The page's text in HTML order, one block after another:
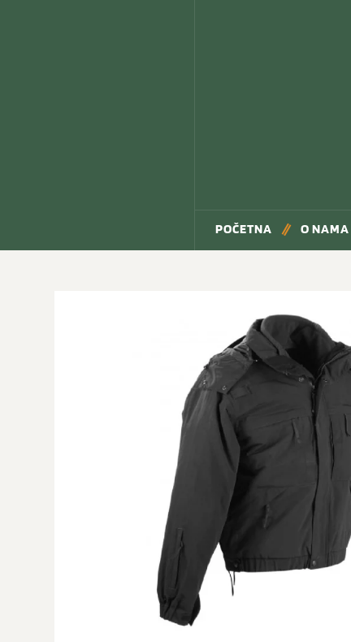
POČETNA O NAMA